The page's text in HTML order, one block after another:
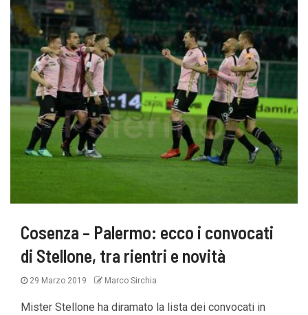
Cosenza – Palermo: ecco i convocati
di Stellone, tra rientri e novità
29 Marzo 2019 Marco Sirchia
Mister Stellone ha diramato la lista dei convocati in